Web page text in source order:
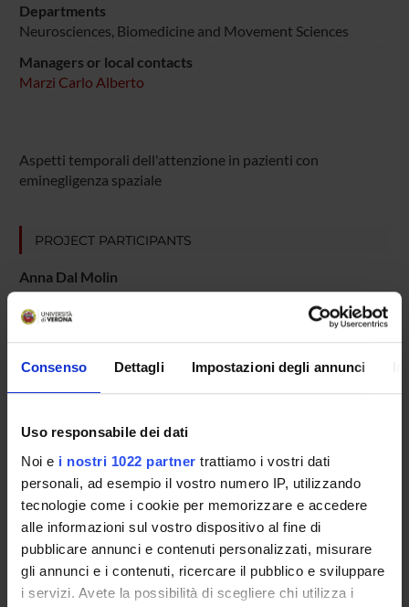
Consenso Dettagli Impostazioni degli annunci
Uso responsabile dei dati
Noi e i nostri 1022 partner trattiamo i vostri dati
personali, ad esempio il vostro numero IP, utilizzando
tecnologie come i cookie per memorizzare e accedere
alle informazioni sul vostro dispositivo al fine di
pubblicare annunci e contenuti personalizzati, misurare
gli annunci e i contenuti, ricercare il pubblico e sviluppare
i servizi. Avete la possibilità di scegliere chi utilizza i
Departments
Neurosciences, Biomedicine and Movement Sciences
Managers or local contacts
Marzi Carlo Alberto
Aspetti temporali dell'attenzione in pazienti con
eminegligenza spaziale
PROJECT PARTICIPANTS
Anna Dal Molin
Carlo Alberto Marzi
Emeritus Professor
Elena Natale
Hans-Otto Karnath
Università di Tubinga - Germania
SECTIONS